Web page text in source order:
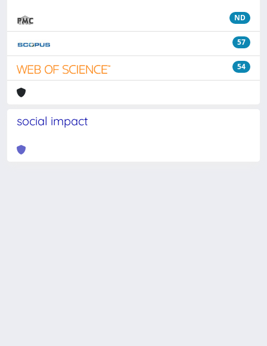
ND
57
54
social impact